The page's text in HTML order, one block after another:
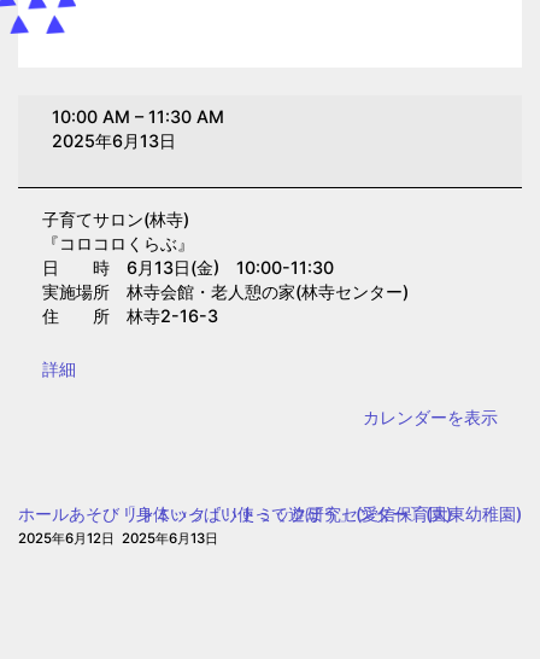
10:00 AM –11:30 AM
2025年6月13日
子育てサロン(林寺)
『コロコロくらぶ』
日 時 6月13日(金) 10:00-11:30
実施場所 林寺会館・老人憩の家(林寺センター)
住 所 林寺2-16-3
{title}
詳細
カレンダーを表示
ホールあそび「身体いっぱい使って遊ぼう」(愛信保育園)
2025年6月12日
リトミック〔リトミック研究センター〕(大東幼稚園)
2025年6月13日